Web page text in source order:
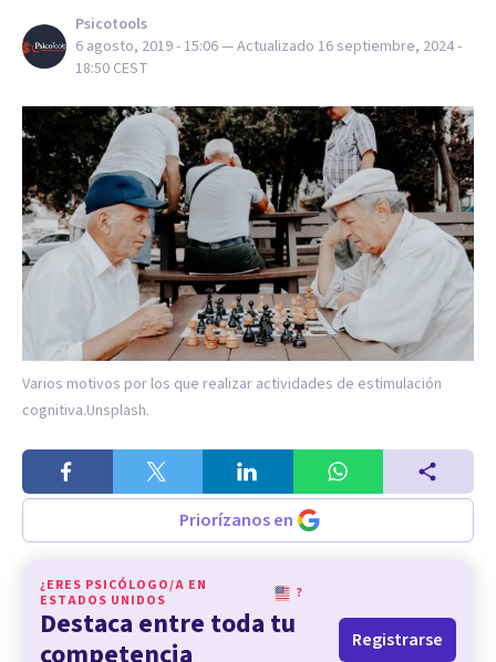
Psicotools
6 agosto, 2019 - 15:06— Actualizado 16 septiembre, 2024 -
18:50 CEST
Varios motivos por los que realizar actividades de estimulación
cognitiva.Unsplash.
Priorízanos en
¿ERES PSICÓLOGO/A EN
ESTADOS UNIDOS
?
Destaca entre toda tu
Registrarse